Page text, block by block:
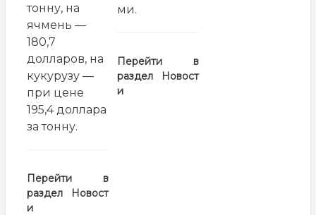
тонну, на
ячмень —
180,7
долларов, на
кукурузу —
при цене
195,4 доллара
за тонну.
Перейти в
раздел
Новост
и
ми.
Перейти в
раздел
Новост
и